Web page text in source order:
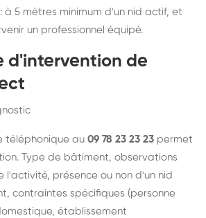
à 5 mètres minimum d'un nid actif, et
un professionnel équipé.
d'intervention de
téléphonique au 09 78 23 23 23 permet
Type de bâtiment, observations
l'activité, présence ou non d'un nid
contraintes spécifiques (personne
établissement